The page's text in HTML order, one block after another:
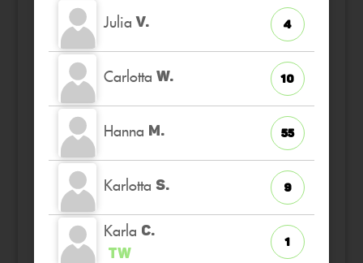
Julia V. 4
Carlotta W. 10
Hanna M. 55
Karlotta S. 9
Karla C.
TW
1